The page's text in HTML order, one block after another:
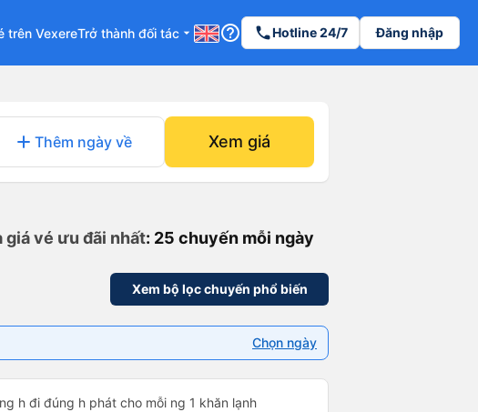
trên VexereTrở thành đối tác arrow_drop_down help_outline phoneHotline 24/7 Đăng nhập
add Thêm ngày về Xem giá
giá vé ưu đãi nhất: 25 chuyến mỗi ngày
Xem bộ lọc chuyến phổ biến
Chọn ngày
h đi đúng h phát cho mỗi ng 1 khăn lạnh